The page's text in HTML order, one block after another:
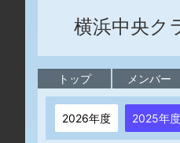
横浜中央ク
トップ メンバー
2026年度 2025年度